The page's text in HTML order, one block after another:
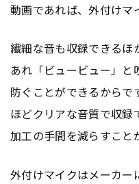
動画であれば、外付けマ
繊細な音も収録できるほ
あれ「ビュービュー」と
防ぐことができるからで
ほどクリアな音質で収録
加工の手間を減らすこと
外付けマイクはメーカー